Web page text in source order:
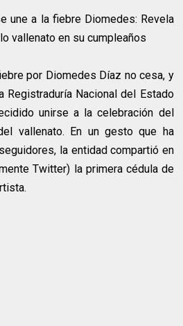
une a la fiebre Diomedes: Revela
vallenato en su cumpleaños
por Diomedes Díaz no cesa, y
Registraduría Nacional del Estado
unirse a la celebración del
vallenato. En un gesto que ha
la entidad compartió en
Twitter) la primera cédula de